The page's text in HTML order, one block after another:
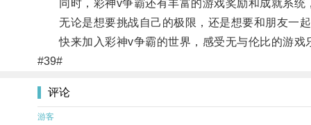
同时，彩神v争霸还有丰富的游戏奖励和成就系统
无论是想要挑战自己的极限，还是想要和朋友一
快来加入彩神v争霸的世界，感受无与伦比的游戏
#39#
评论
游客